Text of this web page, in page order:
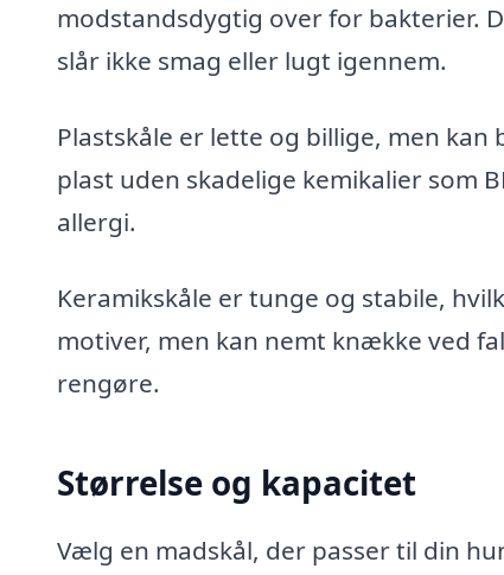
modstandsdygtig over for bakterier.
slår ikke smag eller lugt igennem.
Plastskåle er lette og billige, men
plast uden skadelige kemikalier som
allergi.
Keramikskåle er tunge og stabile,
motiver, men kan nemt knække ved
rengøre.
Størrelse og kapacitet
Vælg en madskål, der passer til din